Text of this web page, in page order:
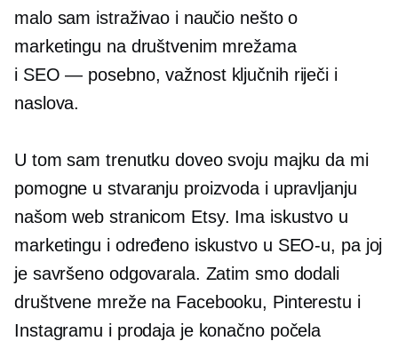
malo sam istraživao i naučio nešto o
marketingu na društvenim mrežama
i SEO — posebno, važnost ključnih riječi i
naslova.
U tom sam trenutku doveo svoju majku da mi
pomogne u stvaranju proizvoda i upravljanju
našom web stranicom Etsy. Ima iskustvo u
marketingu i određeno iskustvo u SEO-u, pa joj
je savršeno odgovarala. Zatim smo dodali
društvene mreže na Facebooku, Pinterestu i
Instagramu i prodaja je konačno počela